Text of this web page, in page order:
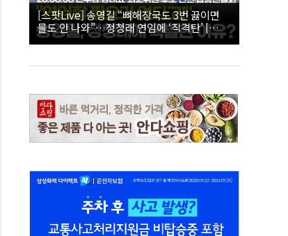
[스팟Live] 송영길 “뼈해장국도 3번 끓이면
물도 안 나와”…정청래 연임에 ‘직격탄’ |
26.08.08 더불어민주당 당대표·최고위원 후